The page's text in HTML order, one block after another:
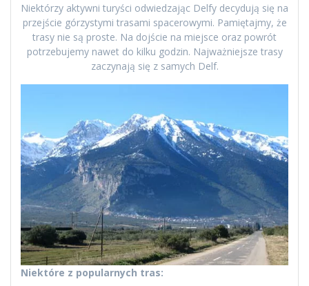
Niektórzy aktywni turyści odwiedzając Delfy decydują się na
przejście górzystymi trasami spacerowymi. Pamiętajmy, że
trasy nie są proste. Na dojście na miejsce oraz powrót
potrzebujemy nawet do kilku godzin. Najważniejsze trasy
zaczynają się z samych Delf.
Niektóre z popularnych tras: